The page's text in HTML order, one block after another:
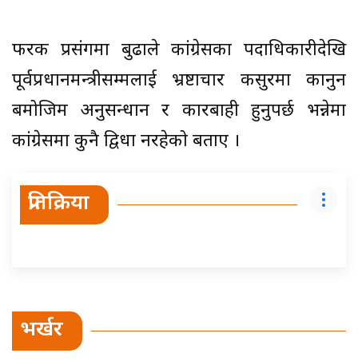
फरक प्रसंगमा बुढाले कांग्रेसका पदाधिकारीदेखि
पूर्वप्रधानमन्त्रीसम्मलाई भ्रष्टाचार कसुरमा कानुन
बमोजिम अनुसन्धान र कारबाही हुनुपर्छ भन्नेमा
कांग्रेसमा कुनै द्विधा नरहेको बताए ।
प्रतिक्रिया
भर्खर